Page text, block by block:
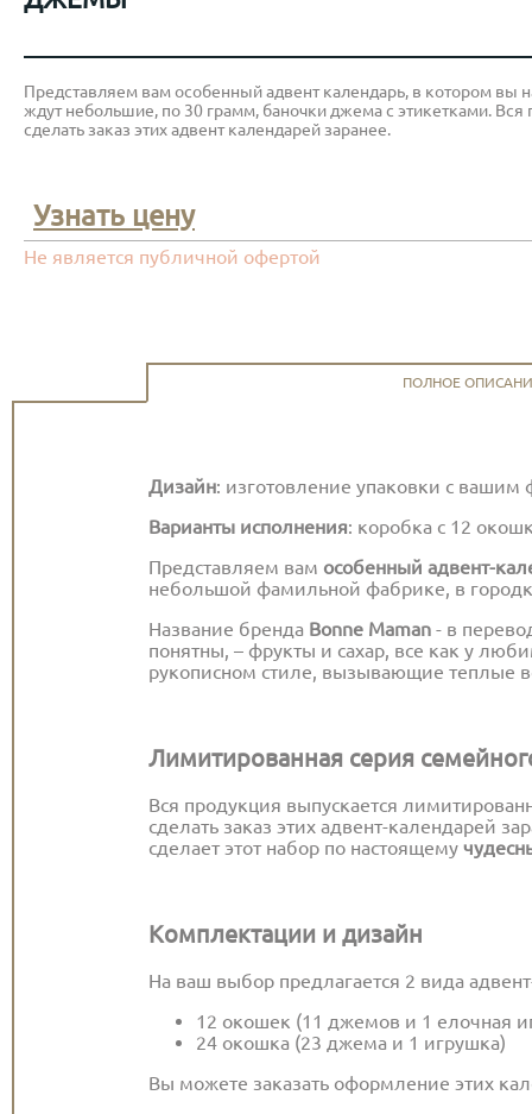
Представляем вам особенный адвент календарь, в котором
ждут небольшие, по 30 грамм, баночки джема с этикетками.
сделать заказ этих адвент календарей заранее.
Узнать цену
Не является публичной офертой
ПОЛНОЕ
Дизайн: изготовление упаковки с
Варианты исполнения: коробка с 12
Представляем вам особенный адвент-
небольшой фамильной фабрике, в
Название бренда Bonne Maman - в
понятны, – фрукты и сахар, все как у
рукописном стиле, вызывающие теплые
Лимитированная серия
Вся продукция выпускается
сделать заказ этих адвент-календарей
сделает этот набор по настоящему
Комплектации и дизайн
На ваш выбор предлагается 2 вида
12 окошек (11 джемов и 1 елочная
24 окошка (23 джема и 1 игрушка)
Вы можете заказать оформление этих